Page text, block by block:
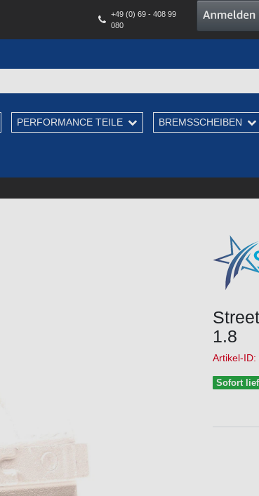
+49 (0) 69 - 408 99
080
PERFORMANCE TEILE BREMSSCHEIBEN
1.8
Artikel-ID:
Sofort